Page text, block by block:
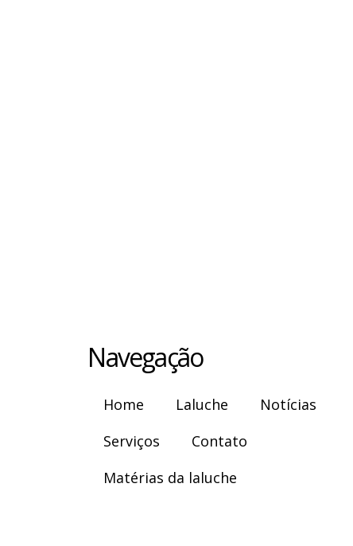
Navegação
Home Laluche
Notícias
Serviços
Contato
Matérias da laluche